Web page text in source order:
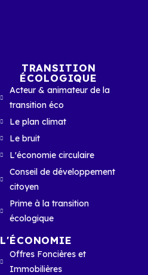
TRANSITION
ÉCOLOGIQUE
Acteur & animateur de la
transition éco
Le plan climat
Le bruit
L'économie circulaire
Conseil de développement
citoyen
Prime à la transition
écologique
L'ÉCONOMIE
Offres Foncières et
Immobilières